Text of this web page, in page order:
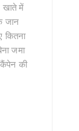
खाते में
जान
जमा
की